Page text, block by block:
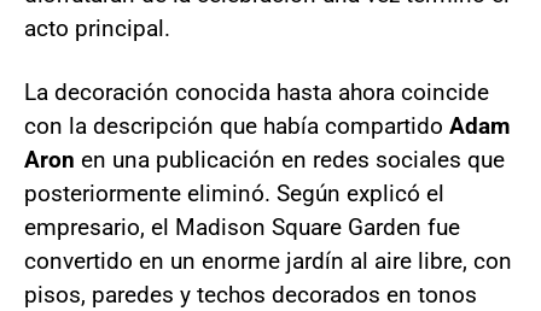
acto principal.
La decoración conocida hasta ahora coincide
con la descripción que había compartido Adam
Aron en una publicación en redes sociales que
posteriormente eliminó. Según explicó el
empresario, el Madison Square Garden fue
convertido en un enorme jardín al aire libre, con
pisos, paredes y techos decorados en tonos